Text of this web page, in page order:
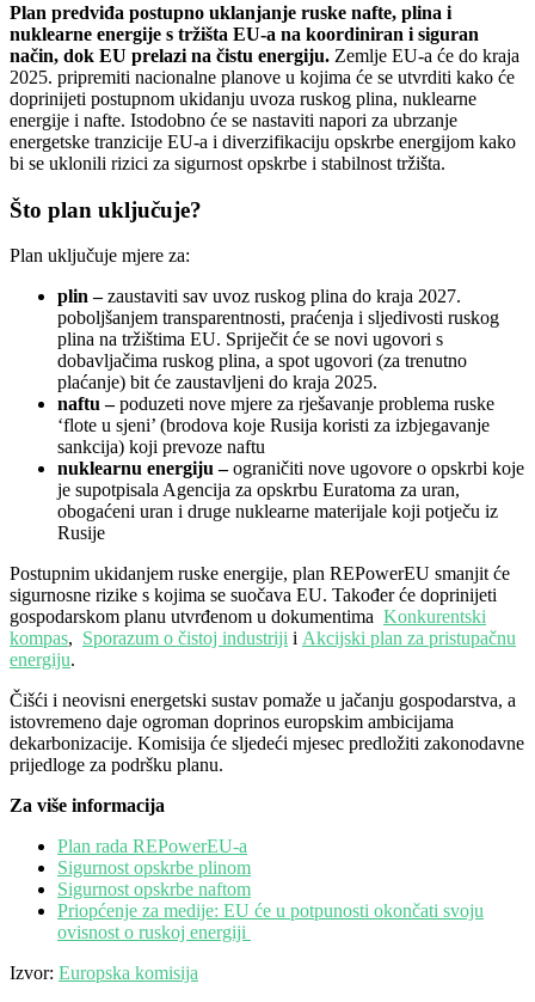
Plan predviđa postupno uklanjanje ruske nafte, plina i
nuklearne energije s tržišta EU-a na koordiniran i siguran
način, dok EU prelazi na čistu energiju. Zemlje EU-a će do kraja
2025. pripremiti nacionalne planove u kojima će se utvrditi kako će
doprinijeti postupnom ukidanju uvoza ruskog plina, nuklearne
energije i nafte. Istodobno će se nastaviti napori za ubrzanje
energetske tranzicije EU-a i diverzifikaciju opskrbe energijom kako
bi se uklonili rizici za sigurnost opskrbe i stabilnost tržišta.
Što plan uključuje?
Plan uključuje mjere za:
plin –zaustaviti sav uvoz ruskog plina do kraja 2027.
poboljšanjem transparentnosti, praćenja i sljedivosti ruskog
plina na tržištima EU. Spriječit će se novi ugovori s
dobavljačima ruskog plina, a spot ugovori (za trenutno
plaćanje) bit će zaustavljeni do kraja 2025.
naftu –poduzeti nove mjere za rješavanje problema ruske
‘flote u sjeni’ (brodova koje Rusija koristi za izbjegavanje
sankcija) koji prevoze naftu
nuklearnu energiju –ograničiti nove ugovore o opskrbi koje
je supotpisala Agencija za opskrbu Euratoma za uran,
obogaćeni uran i druge nuklearne materijale koji potječu iz
Rusije
Postupnim ukidanjem ruske energije, plan REPowerEU smanjit će
sigurnosne rizike s kojima se suočava EU. Također će doprinijeti
gospodarskom planu utvrđenom u dokumentima Konkurentski
kompas, Sporazum o čistoj industriji i Akcijski plan za pristupačnu
energiju.
Čišći i neovisni energetski sustav pomaže u jačanju gospodarstva, a
istovremeno daje ogroman doprinos europskim ambicijama
dekarbonizacije. Komisija će sljedeći mjesec predložiti zakonodavne
prijedloge za podršku planu.
Za više informacija
Plan rada REPowerEU-a
Sigurnost opskrbe plinom
Sigurnost opskrbe naftom
Priopćenje za medije: EU će u potpunosti okončati svoju
ovisnost o ruskoj energiji
Izvor: Europska komisija